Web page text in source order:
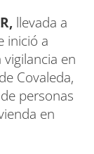
llevada a
inició a
en
Covaleda,
personas
en